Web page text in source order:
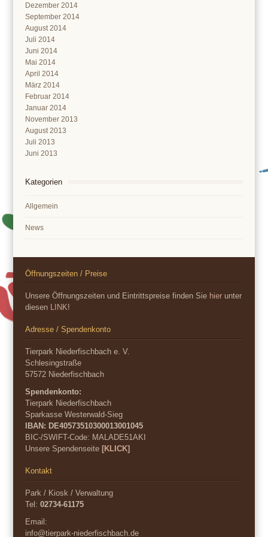
Dezember 2014
September 2014
August 2014
Juli 2014
Juni 2014
Mai 2014
April 2014
März 2014
Februar 2014
Januar 2014
November 2013
August 2013
Juli 2013
Juni 2013
Kategorien
Allgemein
News
Öffnungszeiten / Preise
Unsere Öffnungszeiten und Eintrittspreise finden Sie hier unter
diesen LINK!
Adresse / Spendenkonto
Tierpark Niederfischbach e. V.
Schlesingstraße
57572 Niederfischbach
Spendenkonto:
Tierpark Niederfischbach
Sparkasse Westerwald-Sieg
IBAN: DE40573510300013001045
BIC-/SWIFT-Code: MALADE51AKI
Unsere Spendenseite[KLICK]
Kontakt
Park / Kiosk / Verwaltung
Tel:02734-61175
Email:
info@tierpark-niederfischbach.de